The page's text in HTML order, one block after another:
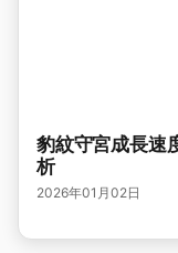
豹紋守宮成長速
析
2026年01月02日